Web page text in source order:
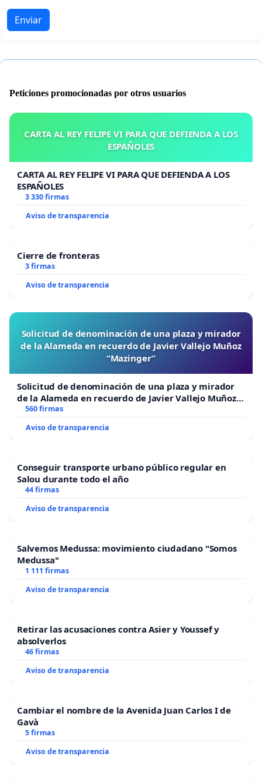
Enviar
Peticiones promocionadas por otros usuarios
CARTA AL REY FELIPE VI PARA QUE DEFIENDA A LOS
ESPAÑOLES
CARTA AL REY FELIPE VI PARA QUE DEFIENDA A LOS
ESPAÑOLES
3 330 firmas
Aviso de transparencia
Cierre de fronteras
3 firmas
Aviso de transparencia
Solicitud de denominación de una plaza y mirador
de la Alameda en recuerdo de Javier Vallejo Muñoz
“Mazinger”
Solicitud de denominación de una plaza y mirador
de la Alameda en recuerdo de Javier Vallejo Muñoz
“Mazinger”
560 firmas
Aviso de transparencia
Conseguir transporte urbano público regular en
Salou durante todo el año
44 firmas
Aviso de transparencia
Salvemos Medussa: movimiento ciudadano "Somos
Medussa"
1 111 firmas
Aviso de transparencia
Retirar las acusaciones contra Asier y Youssef y
absolverlos
46 firmas
Aviso de transparencia
Cambiar el nombre de la Avenida Juan Carlos I de
Gavà
5 firmas
Aviso de transparencia